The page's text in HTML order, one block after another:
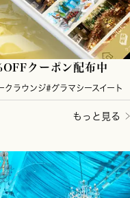
クーポン配布中
クラウンジ#グラマシースイート
もっと見る